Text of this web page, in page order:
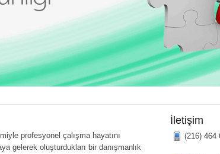
profesyonel çalışma hayatını
gelerek oluşturdukları bir danışmanlık
İletişim
(216) 464